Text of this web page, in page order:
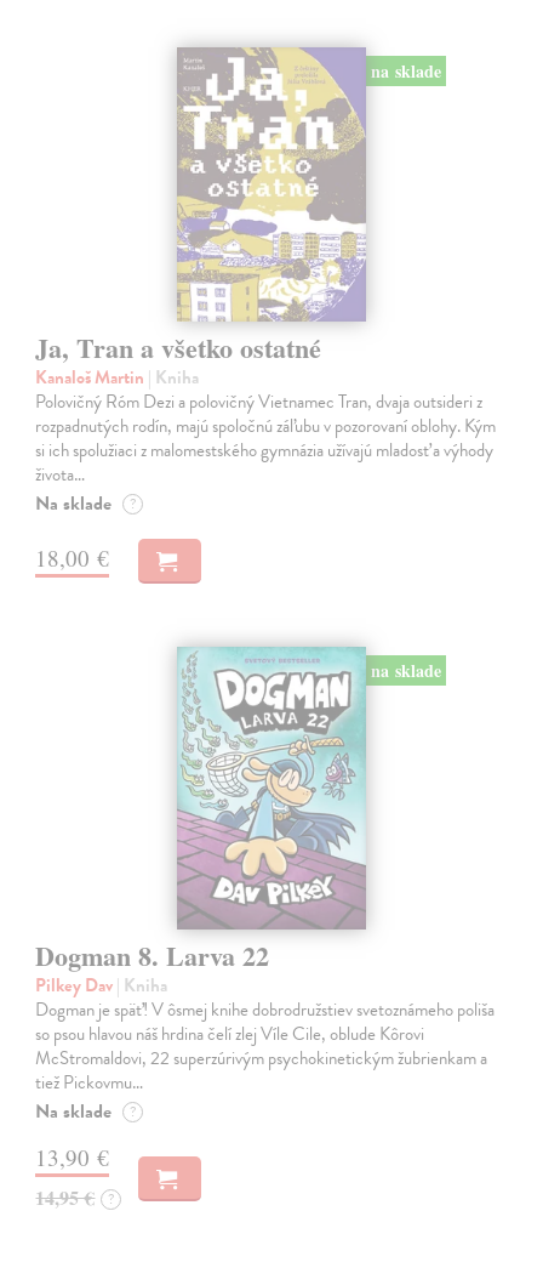
na sklade
Ja, Tran a všetko ostatné
Kanaloš Martin | Kniha
Polovičný Róm Dezi a polovičný Vietnamec Tran, dvaja outsideri z
rozpadnutých rodín, majú spoločnú záľubu v pozorovaní oblohy. Kým
si ich spolužiaci z malomestského gymnázia užívajú mladosť a výhody
života…
Na sklade ?
18,00 €
na sklade
Dogman 8. Larva 22
Pilkey Dav| Kniha
Dogman je späť! V ôsmej knihe dobrodružstiev svetoznámeho poliša
so psou hlavou náš hrdina čelí zlej Víle Cile, oblude Kôrovi
McStromaldovi, 22 superzúrivým psychokinetickým žubrienkam a
tiež Pickovmu…
Na sklade ?
13,90 €
14,95 € ?